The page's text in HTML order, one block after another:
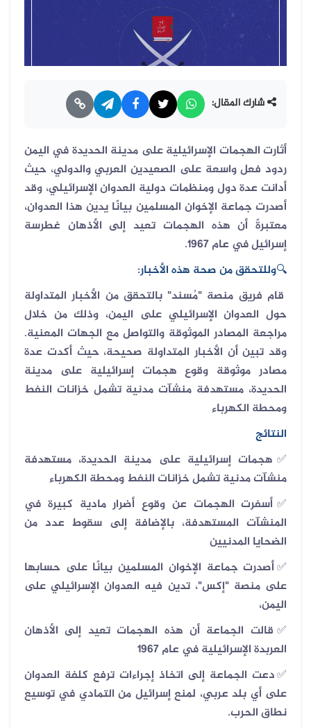
شارك المقال:
أثارت الهجمات الإسرائيلية على مدينة الحديدة في اليمن
ردود فعل واسعة على الصعيدين العربي والدولي، حيث
أدانت عدة دول ومنظمات دولية العدوان الإسرائيلي، وقد
أصدرت جماعة الإخوان المسلمين بيانًا يدين هذا العدوان،
معتبرةً أن هذه الهجمات تعيد إلى الأذهان غطرسة
إسرائيل في عام 1967.
🔍وللتحقق من صحة هذه الأخبار:
قام فريق منصة "مُسند" بالتحقق من الأخبار المتداولة
حول العدوان الإسرائيلي على اليمن، وذلك من خلال
مراجعة المصادر الموثوقة والتواصل مع الجهات المعنية.
وقد تبين أن الأخبار المتداولة صحيحة، حيث أكدت عدة
مصادر موثوقة وقوع هجمات إسرائيلية على مدينة
الحديدة، مستهدفة منشآت مدنية تشمل خزانات النفط
ومحطة الكهرباء
النتائج
✅هجمات إسرائيلية على مدينة الحديدة، مستهدفة
منشآت مدنية تشمل خزانات النفط ومحطة الكهرباء
✅أسفرت الهجمات عن وقوع أضرار مادية كبيرة في
المنشآت المستهدفة، بالإضافة إلى سقوط عدد من
الضحايا المدنيين
✅أصدرت جماعة الإخوان المسلمين بيانًا على حسابها
على منصة "إكس"، تدين فيه العدوان الإسرائيلي على
اليمن،
✅قالت الجماعة أن هذه الهجمات تعيد إلى الأذهان
العربدة الإسرائيلية في عام 1967
✅دعت الجماعة إلى اتخاذ إجراءات ترفع كلفة العدوان
على أي بلد عربي، لمنع إسرائيل من التمادي في توسيع
نطاق الحرب.